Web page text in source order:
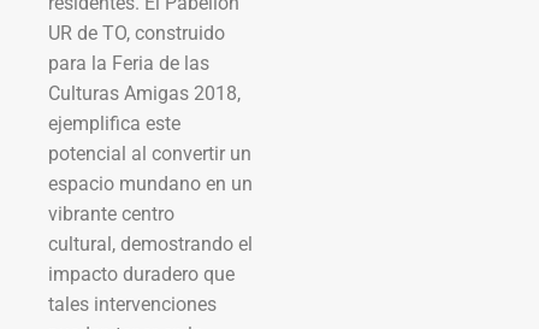
UR de TO, construido
para la Feria de las
Culturas Amigas 2018,
ejemplifica este
potencial al convertir un
espacio mundano en un
vibrante centro
cultural, demostrando el
impacto duradero que
tales intervenciones